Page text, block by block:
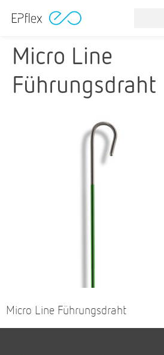
Micro Line
Führungsdraht
Micro Line Führungsdraht